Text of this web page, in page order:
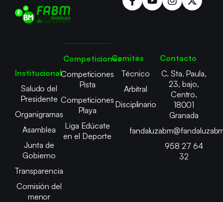
Institucional
Saludo del
Presidente
Organigramas
Asamblea
Junta de
Gobierno
Transparencia
Comisión del
menor
Competiciones
Competiciones
Pista
Competiciones
Playa
Liga Edúcate
en el Deporte
Comités
Técnico
Arbitral
Disciplinario
Contacto
C. Sta. Paula,
23, bajo,
Centro,
18001
Granada
958 27 64
32